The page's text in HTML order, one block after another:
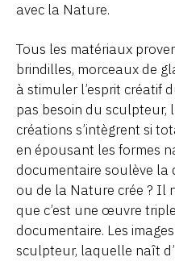
avec la Nature.
Tous les matériaux
brindilles, morceaux de
à stimuler l’esprit créatif
pas besoin du sculpteur,
créations s’intègrent si
en épousant les formes
documentaire soulève la
ou de la Nature crée ? Il
que c’est une œuvre
documentaire. Les
sculpteur, laquelle naît